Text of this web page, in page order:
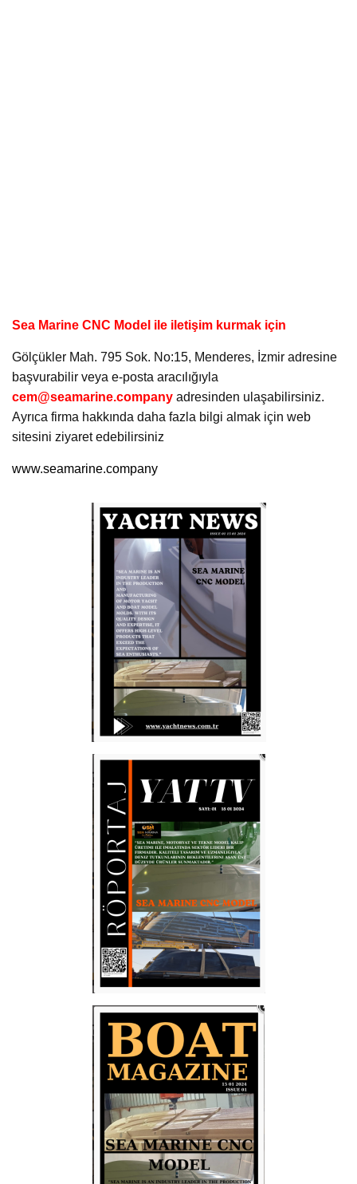
Sea Marine CNC Model ile iletişim kurmak için
Gölçükler Mah. 795 Sok. No:15, Menderes, İzmir adresine
başvurabilir veya e-posta aracılığıyla
cem@seamarine.company adresinden ulaşabilirsiniz.
Ayrıca firma hakkında daha fazla bilgi almak için web
sitesini ziyaret edebilirsiniz
www.seamarine.company